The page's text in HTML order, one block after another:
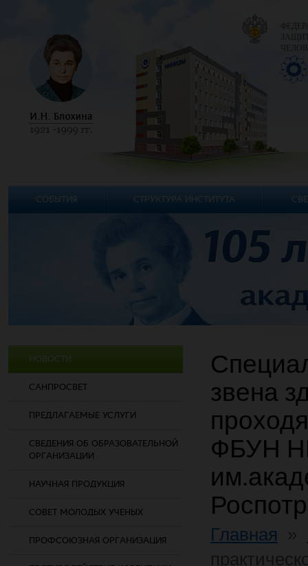
НОВОСТИ
САНПРОСВЕТ
ПРЕДЛАГАЕМЫЕ УСЛУГИ
СВЕДЕНИЯ ОБ ОБРАЗОВАТЕЛЬНОЙ
ОРГАНИЗАЦИИ
НАУЧНАЯ ПРОДУКЦИЯ
СОВЕТ МОЛОДЫХ УЧЕНЫХ
ПРОФСОЮЗНАЯ ОРГАНИЗАЦИЯ
звена
ФБУН
Главная
СОБЫТИЯ СТРУКТУРА ИНСТИТУТА